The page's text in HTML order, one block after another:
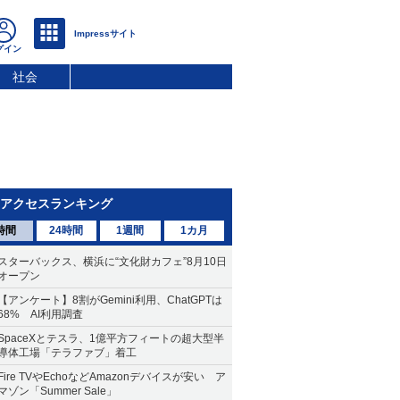
社会
アクセスランキング
間 24時間 1週間 1カ月
ターバックス、横浜に“文化財カフェ”8月10日
ープン
アンケート】8割がGemini利用、ChatGPTは
AI利用調査
とテスラ、1億平方フィートの超大型半
体工場「テラファブ」着工
TVやEchoなどAmazonデバイスが安い ア
ゾン「Summer Sale」